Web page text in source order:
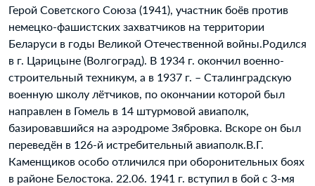
Герой Советского Союза (1941), участник боёв против
немецко-фашистских захватчиков на территории
Беларуси в годы Великой Отечественной войны.Родился
в г. Царицыне (Волгоград). В 1934 г. окончил военно-
строительный техникум, а в 1937 г. – Сталинградскую
военную школу лётчиков, по окончании которой был
направлен в Гомель в 14 штурмовой авиаполк,
базировавшийся на аэродроме Зябровка. Вскоре он был
переведён в 126-й истребительный авиаполк.В.Г.
Каменщиков особо отличился при оборонительных боях
в районе Белостока. 22.06. 1941 г. вступил в бой с 3-мя